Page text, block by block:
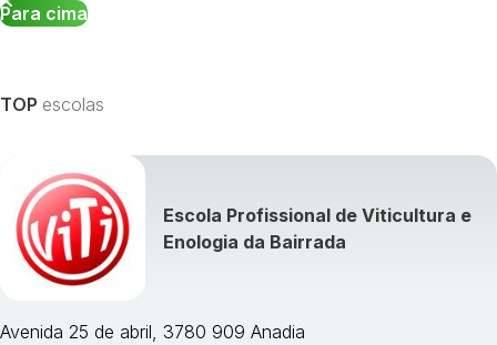
Para cima
TOP escolas
Escola Profissional de Viticultura e
Enologia da Bairrada
Avenida 25 de abril, 3780 909 Anadia